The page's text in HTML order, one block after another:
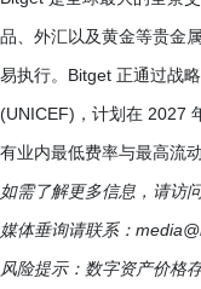
品、外汇以及黄金等贵金
易执行。Bitget 正通过战
(UNICEF)，计划在 2027
有业内最低费率与最高流动
如需了解更多信息，请访
媒体垂询请联系：
风险提示：数字资产价格